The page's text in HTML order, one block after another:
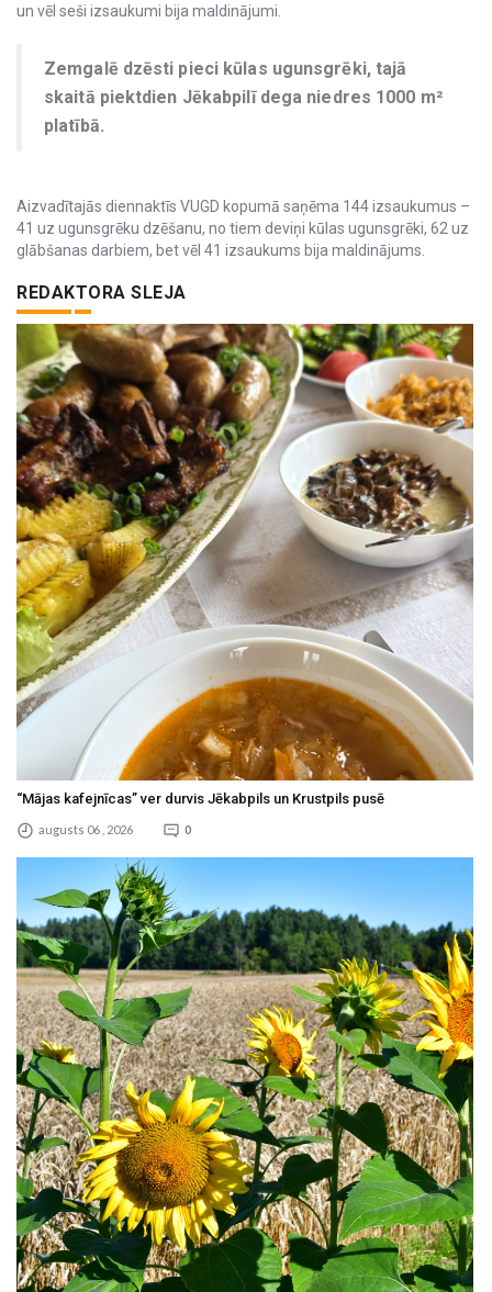
un vēl seši izsaukumi bija maldinājumi.
Zemgalē dzēsti pieci kūlas ugunsgrēki, tajā
skaitā piektdien Jēkabpilī dega niedres 1000 m²
platībā.
Aizvadītajās diennaktīs VUGD kopumā saņēma 144 izsaukumus –
41 uz ugunsgrēku dzēšanu, no tiem deviņi kūlas ugunsgrēki, 62 uz
glābšanas darbiem, bet vēl 41 izsaukums bija maldinājums.
REDAKTORA SLEJA
“Mājas kafejnīcas” ver durvis Jēkabpils un Krustpils pusē
augusts 06 , 2026 0